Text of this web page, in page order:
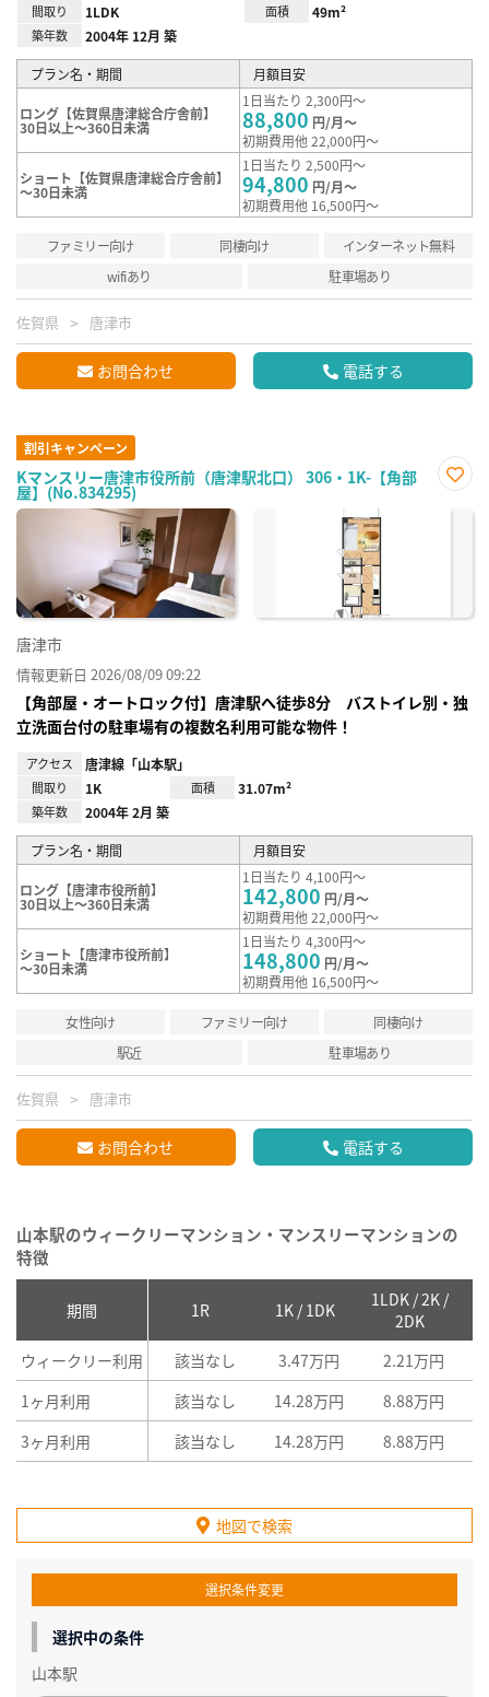
間取り 1LDK 面積 49m²
築年数 2004年 12月 築
プラン名・期間 月額目安
ロング【佐賀県唐津総合庁舎前】
30日以上～360日未満
1日当たり 2,300円～
88,800 円/月～
初期費用他 22,000円～
ショート【佐賀県唐津総合庁舎前】
～30日未満
1日当たり 2,500円～
94,800 円/月～
初期費用他 16,500円～
ファミリー向け 同棲向け
インターネット無料
wifiあり
駐車場あり
佐賀県 唐津市
お問合わせ 電話する
割引キャンペーン
Kマンスリー唐津市役所前（唐津駅北口） 306・1K-【角部
屋】(No.834295)
に入
唐津市
情報更新日 2026/08/09 09:22
【角部屋・オートロック付】唐津駅へ徒歩8分 バストイレ別・独
立洗面台付の駐車場有の複数名利用可能な物件！
アクセス 唐津線「山本駅」
間取り 1K 面積 31.07m²
築年数 2004年 2月 築
プラン名・期間 月額目安
ロング【唐津市役所前】
30日以上～360日未満
1日当たり 4,100円～
142,800 円/月～
初期費用他 22,000円～
ショート【唐津市役所前】
～30日未満
1日当たり 4,300円～
148,800 円/月～
初期費用他 16,500円～
女性向け ファミリー向け
同棲向け
駅近
駐車場あり
佐賀県 唐津市
お問合わせ 電話する
山本駅のウィークリーマンション・マンスリーマンションの
特徴
期間 1R 1K / 1DK
1LDK / 2K /
2DK
ウィークリー利用 該当なし 3.47万円 2.21万円
1ヶ月利用
該当なし 14.28万円 8.88万円
3ヶ月利用
該当なし 14.28万円 8.88万円
地図で検索
選択条件変更
選択中の条件
山本駅